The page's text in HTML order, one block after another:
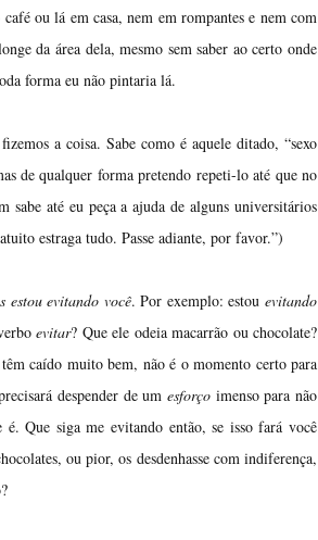
ou lá em casa, nem em rompantes e nem com
da área dela, mesmo sem saber ao certo onde
forma eu não pintaria lá.
a coisa. Sabe como é aquele ditado, “sexo
de qualquer forma pretendo repeti-lo até que no
sabe até eu peça a ajuda de alguns universitários
estraga tudo. Passe adiante, por favor.”)
estou evitando você. Por exemplo: estouevitando
evitar? Que ele odeia macarrão ou chocolate?
caído muito bem, não é o momento certo para
despender de um esforçoimenso para não
Que siga me evitando então, se isso fará você
ou pior, os desdenhasse com indiferença,